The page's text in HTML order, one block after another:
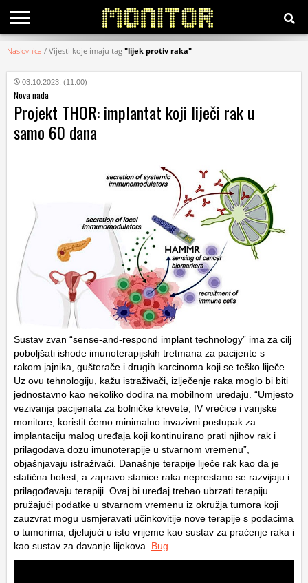
KATEGORIJE
HRVATSKI
WEB
Naslovnica / Vijesti koje imaju tag "lijek protiv raka"
03.10.2023. (11:00)
Nova nada
Projekt THOR: implantat koji liječi rak u
samo 60 dana
Sustav zvan “sense-and-respond implant technology” ima za cilj
poboljšati ishode imunoterapijskih tretmana za pacijente s
rakom jajnika, gušterače i drugih karcinoma koji se teško liječe.
Uz ovu tehnologiju, kažu istraživači, izlječenje raka moglo bi biti
jednostavno kao nekoliko dodira na mobilnom uređaju. “Umjesto
vezivanja pacijenata za bolničke krevete, IV vrećice i vanjske
monitore, koristit ćemo minimalno invazivni postupak za
implantaciju malog uređaja koji kontinuirano prati njihov rak i
prilagođava dozu imunoterapije u stvarnom vremenu”,
objašnjavaju istraživači. Današnje terapije liječe rak kao da je
statična bolest, a zapravo stanice raka neprestano se razvijaju i
prilagođavaju terapiji. Ovaj bi uređaj trebao ubrzati terapiju
pružajući podatke u stvarnom vremenu iz okružja tumora koji
zauzvrat mogu usmjeravati učinkovitije nove terapije s podacima
o tumorima, djelujući u isto vrijeme kao sustav za praćenje raka i
kao sustav za davanje lijekova. Bug